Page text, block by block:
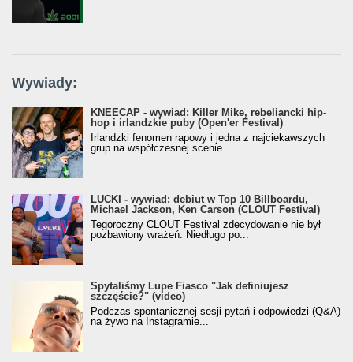
Wywiady:
KNEECAP - wywiad: Killer Mike, rebeliancki hip-
hop i irlandzkie puby (Open'er Festival)
Irlandzki fenomen rapowy i jedna z najciekawszych
grup na współczesnej scenie....
LUCKI - wywiad: debiut w Top 10 Billboardu,
Michael Jackson, Ken Carson (CLOUT Festival)
Tegoroczny CLOUT Festival zdecydowanie nie był
pozbawiony wrażeń. Niedługo po...
Spytaliśmy Lupe Fiasco "Jak definiujesz
szczęście?" (video)
Podczas spontanicznej sesji pytań i odpowiedzi (Q&A)
na żywo na Instagramie...